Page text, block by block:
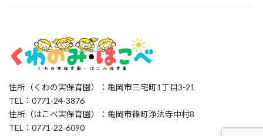
住所（くわの実保育園）：亀岡市三宅町1丁目3-21
TEL：0771-24-3876
住所（はこべ実保育園）：亀岡市篠町浄法寺中村8
TEL：0771-22-6090